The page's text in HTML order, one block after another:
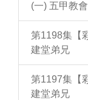
(一) 五甲教
第1198集【
建堂弟兄
第1197集【
建堂弟兄